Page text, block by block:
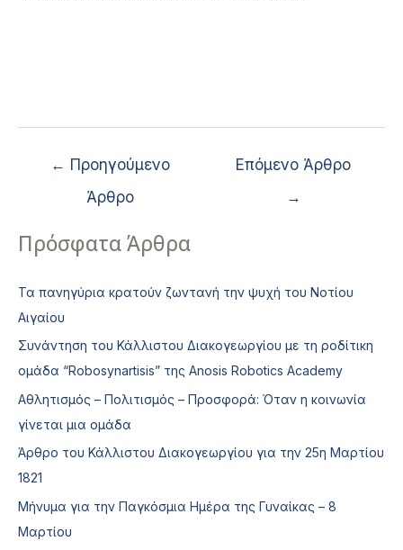
← Προηγούμενο
Άρθρο
Επόμενο Άρθρο
→
Πρόσφατα Άρθρα
Τα πανηγύρια κρατούν ζωντανή την ψυχή του Νοτίου
Αιγαίου
Συνάντηση του Κάλλιστου Διακογεωργίου με τη ροδίτικη
ομάδα “Robosynartisis” της Anosis Robotics Academy
Αθλητισμός – Πολιτισμός – Προσφορά: Όταν η κοινωνία
γίνεται μια ομάδα
Άρθρο του Κάλλιστου Διακογεωργίου για την 25η Μαρτίου
1821
Μήνυμα για την Παγκόσμια Ημέρα της Γυναίκας – 8
Μαρτίου